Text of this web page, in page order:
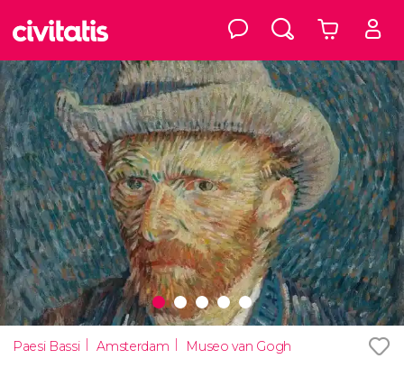
Paesi Bassi Amsterdam Museo van Gogh